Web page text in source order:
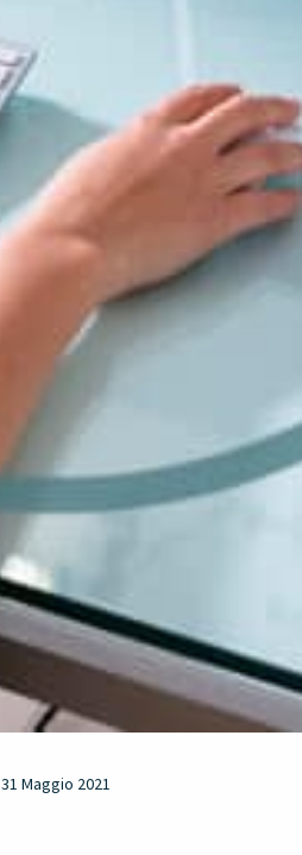
31 Maggio 2021